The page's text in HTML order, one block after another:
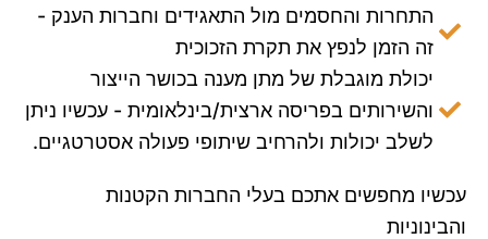
התחרות והחסמים מול התאגידים וחברות הענק -
זה הזמן לנפץ את תקרת הזכוכית
יכולת מוגבלת של מתן מענה בכושר הייצור
והשירותים בפריסה ארצית/בינלאומית - עכשיו ניתן
לשלב יכולות ולהרחיב שיתופי פעולה אסטרטגיים.
עכשיו מחפשים אתכם בעלי החברות הקטנות
והבינוניות